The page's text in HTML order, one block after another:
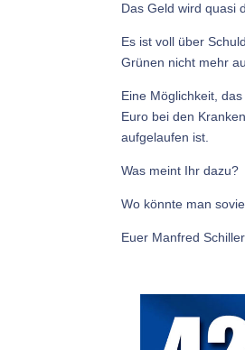
Das Geld wird quasi
Es ist voll über
Grünen nicht mehr
Eine Möglichkeit,
Euro bei den
aufgelaufen ist.
Was meint Ihr dazu?
Wo könnte man
Euer Manfred Schiller